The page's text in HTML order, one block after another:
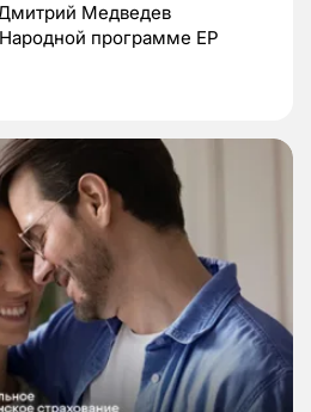
Медведев
программе ЕР